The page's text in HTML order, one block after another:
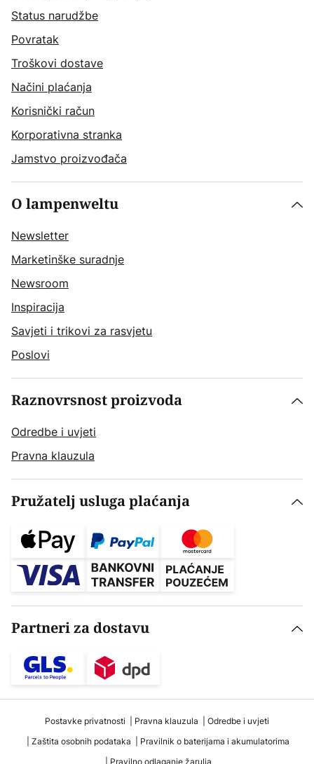
Status narudžbe
Povratak
Troškovi dostave
Načini plaćanja
Korisnički račun
Korporativna stranka
Jamstvo proizvođača
O lampenweltu
Newsletter
Marketinške suradnje
Newsroom
Inspiracija
Savjeti i trikovi za rasvjetu
Poslovi
Raznovrsnost proizvoda
Odredbe i uvjeti
Pravna klauzula
Pružatelj usluga plaćanja
Partneri za dostavu
Postavke privatnosti Pravna klauzula
Odredbe i uvjeti
Zaštita osobnih podataka
Pravilnik o baterijama i akumulatorima
Pravilno odlaganje žarulja